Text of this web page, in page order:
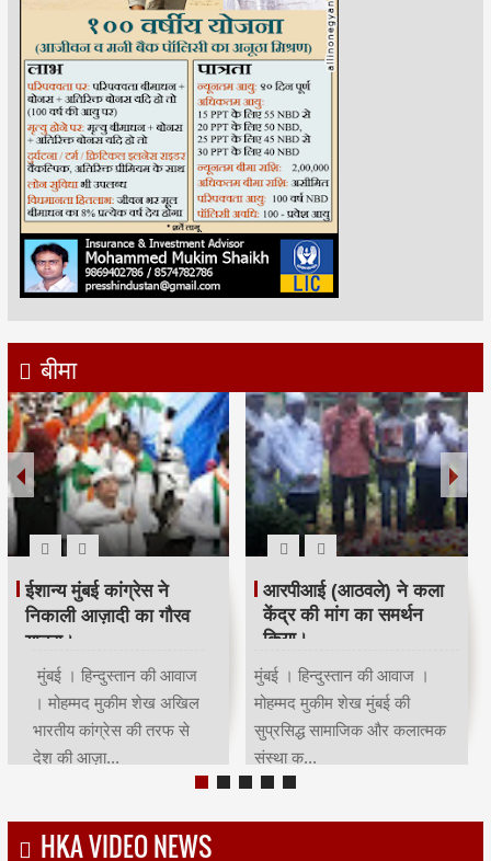
बीमा
रमजान पर दिया एकता-
भाईचारे का संदेश:कांग्रेस ने
आयोजित किया रोजा इफ्तार
मुंबई | हिन्दुस्तान की आवाज |
मोहम्मद मुकीम शेखमुंबई कांग्रेस
अध्यक्ष भाई जगताप व कार्याध्यक्ष
चरणसि...
श्री सिद्धिविनायक मंदिर
ट्रस्ट ने सचिन तेंदुलकर का
सम्मान किया।
मुंबई । हिन्दुस्तान की आवाज ।
मोहम्मद मुकीम शेख भारतीय क्रिकेट
के भगवान कहे जाने वाले देश के
मह...
HKA VIDEO NEWS